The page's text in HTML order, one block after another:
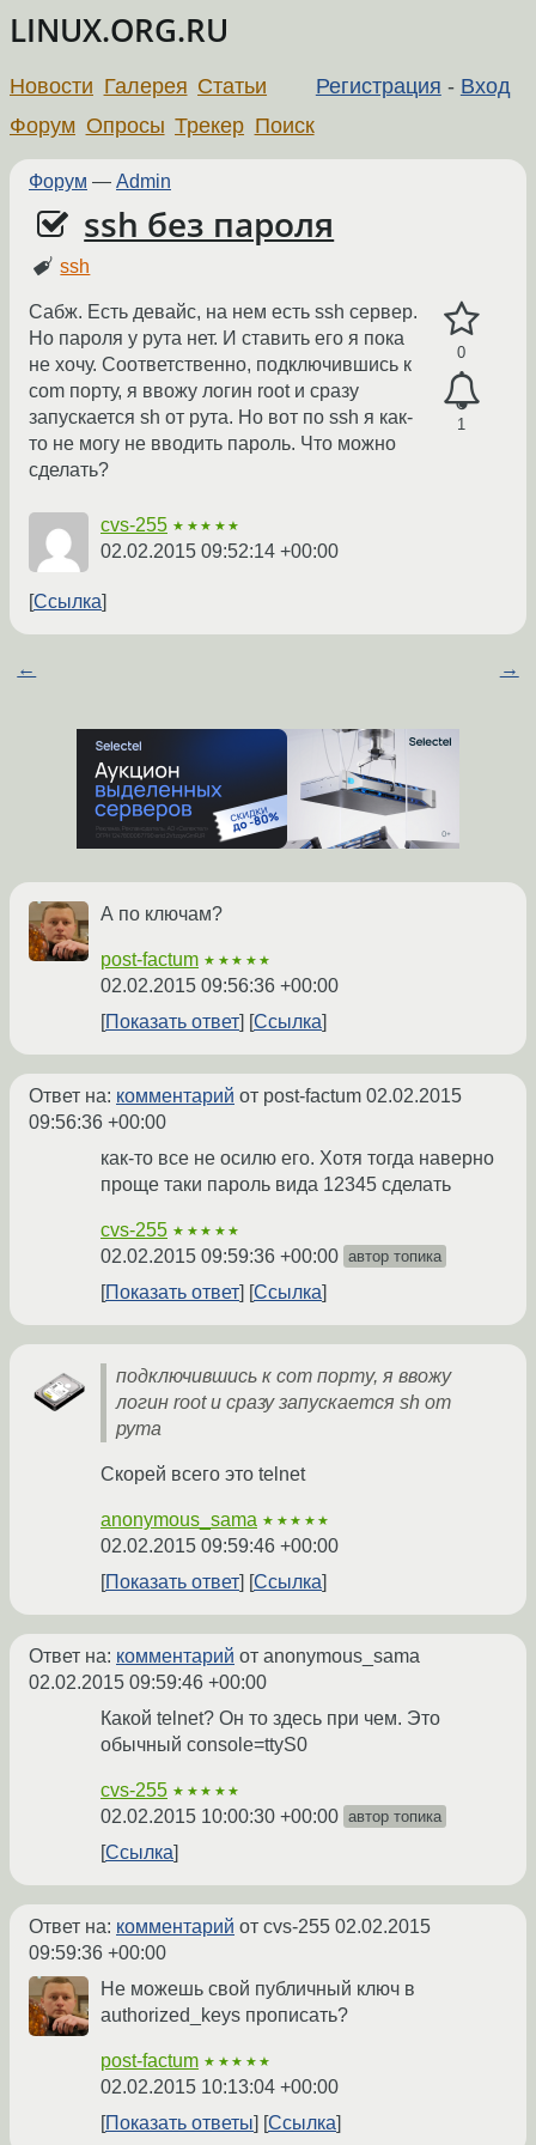
LINUX.ORG.RU
Регистрация - Вход
Новости Галерея Статьи
Форум Опросы Трекер Поиск
Форум — Admin
ssh без пароля
ssh
0
1
Сабж. Есть девайс, на нем есть ssh сервер.
Но пароля у рута нет. И ставить его я пока
не хочу. Соответственно, подключившись к
com порту, я ввожу логин root и сразу
запускается sh от рута. Но вот по ssh я как-
то не могу не вводить пароль. Что можно
сделать?
cvs-255 ★★★★★
02.02.2015 09:52:14 +00:00
Ссылка
← →
А по ключам?
post-factum ★★★★★
02.02.2015 09:56:36 +00:00
Показать ответ
Ссылка
Ответ на: комментарий от post-factum 02.02.2015
09:56:36 +00:00
как-то все не осилю его. Хотя тогда наверно
проще таки пароль вида 12345 сделать
cvs-255 ★★★★★
02.02.2015 09:59:36 +00:00 автор топика
Показать ответ Ссылка
подключившись к com порту, я ввожу
логин root и сразу запускается sh от
рута
Скорей всего это telnet
anonymous_sama ★★★★★
02.02.2015 09:59:46 +00:00
Показать ответ
Ссылка
Ответ на: комментарий от anonymous_sama
02.02.2015 09:59:46 +00:00
Какой telnet? Он то здесь при чем. Это
обычный console=ttyS0
cvs-255 ★★★★★
02.02.2015 10:00:30 +00:00 автор топика
Ссылка
Ответ на: комментарий от cvs-255 02.02.2015
09:59:36 +00:00
Не можешь свой публичный ключ в
authorized_keys прописать?
post-factum ★★★★★
02.02.2015 10:13:04 +00:00
Показать ответы
Ссылка